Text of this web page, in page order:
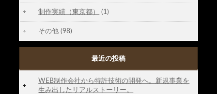
制作実績（東京都） (1)
その他 (98)
最近の投稿
WEB制作会社から特許技術の開発へ。新規事業を
生み出したリアルストーリー。